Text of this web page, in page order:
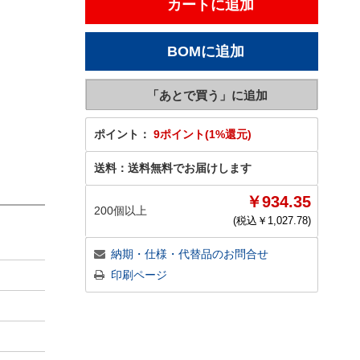
ポイント： 9ポイント(1%還元)
送料： 送料無料でお届けします
200個以上 ￥934.35
(税込￥ 1,027.78)
納期・仕様・代替品のお問合せ
印刷ページ